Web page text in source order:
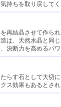
持ちを取り戻してく
再結晶させて作ら
は、天然水晶と同
決断力を高めるパ
らす石として大切
ス効果もあるとされ